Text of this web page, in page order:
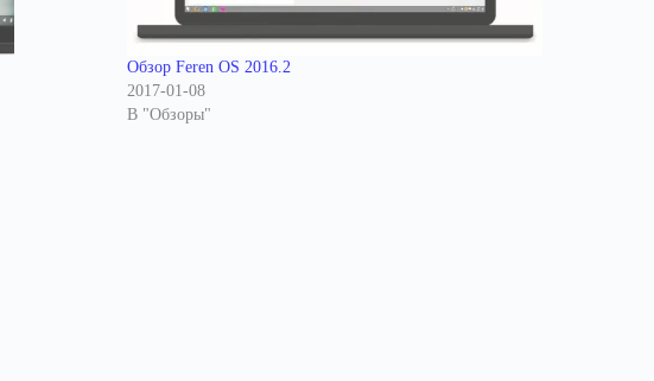
Обзор Feren OS 2016.2
2017-01-08
В "Обзоры"